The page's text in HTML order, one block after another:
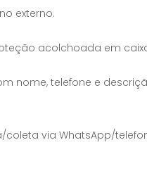
externo.
acolchoada em
nome, telefone e
coleta via WhatsApp/